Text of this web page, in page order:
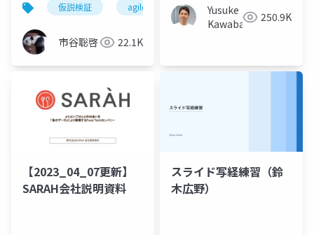
仮説検証 agile
市谷聡啓 22.1K
Yusuke
Kawabata 250.9K
【2023_04_07更新】
SARAH会社説明資料
スライド写経練習（鈴
木広野）